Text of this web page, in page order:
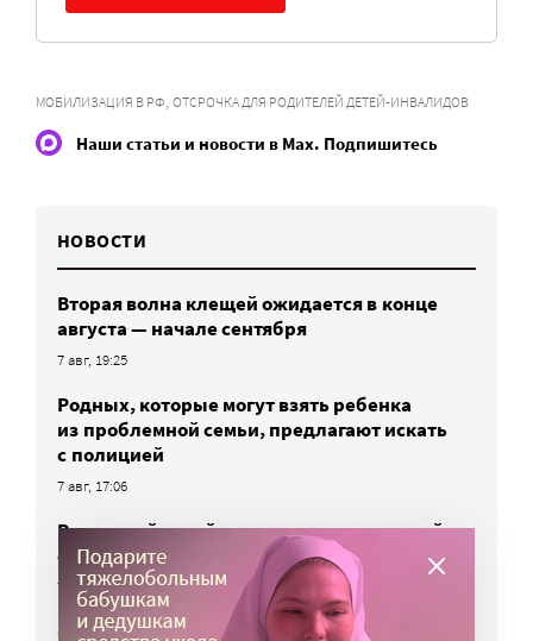
МОБИЛИЗАЦИЯ В РФ, ОТСРОЧКА ДЛЯ РОДИТЕЛЕЙ ДЕТЕЙ-ИНВАЛИДОВ
Наши статьи и новости в Max. Подпишитесь
НОВОСТИ
Вторая волна клещей ожидается в конце
августа — начале сентября
7 авг, 19:25
Родных, которые могут взять ребенка
из проблемной семьи, предлагают искать
с полицией
7 авг, 17:06
Родителей детей-инвалидов просят пройти
опрос о трудоустройстве
7 авг, 15:34
«Энхерту» от рака груди включили